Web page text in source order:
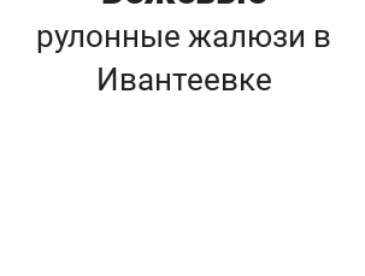
рулонные жалюзи в
Ивантеевке